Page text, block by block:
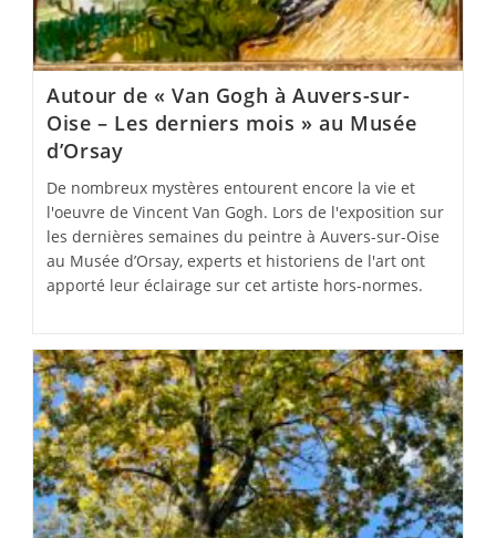
Autour de « Van Gogh à Auvers-sur-
Oise – Les derniers mois » au Musée
d’Orsay
De nombreux mystères entourent encore la vie et
l'oeuvre de Vincent Van Gogh. Lors de l'exposition sur
les dernières semaines du peintre à Auvers-sur-Oise
au Musée d’Orsay, experts et historiens de l'art ont
apporté leur éclairage sur cet artiste hors-normes.